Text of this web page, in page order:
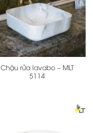
Chậu rửa lavabo – MLT
5114